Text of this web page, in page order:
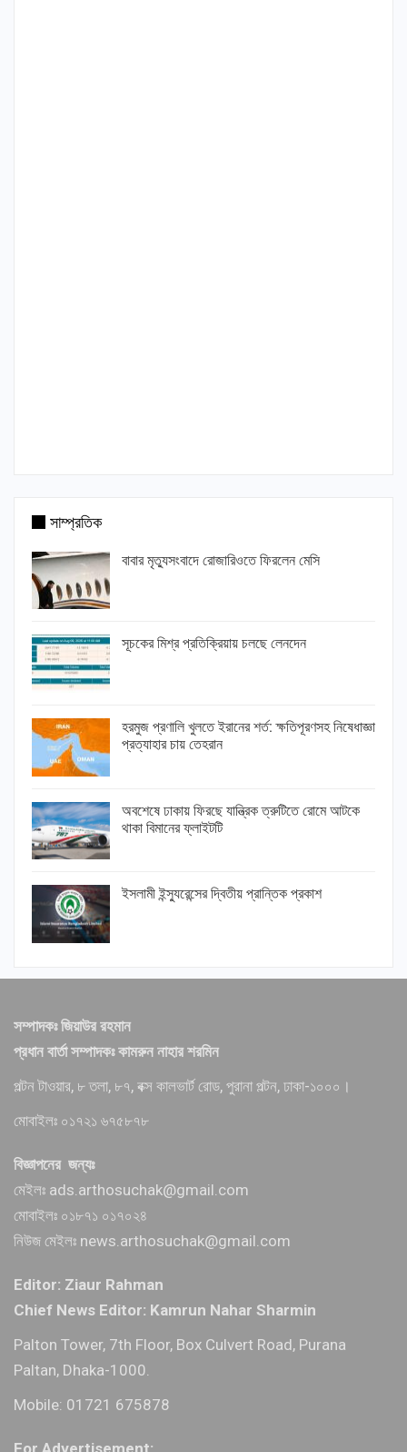
সাম্প্রতিক
বাবার মৃত্যুসংবাদে রোজারিওতে ফিরলেন মেসি
সূচকের মিশ্র প্রতিক্রিয়ায় চলছে লেনদেন
হরমুজ প্রণালি খুলতে ইরানের শর্ত: ক্ষতিপূরণসহ নিষেধাজ্ঞা
প্রত্যাহার চায় তেহরান
অবশেষে ঢাকায় ফিরছে যান্ত্রিক ত্রুটিতে রোমে আটকে
থাকা বিমানের ফ্লাইটটি
ইসলামী ইন্স্যুরেন্সের দ্বিতীয় প্রান্তিক প্রকাশ
সম্পাদকঃ জিয়াউর রহমান
প্রধান বার্তা সম্পাদকঃ কামরুন নাহার শরমিন
পল্টন টাওয়ার, ৮ তলা, ৮৭, বক্স কালভার্ট রোড, পুরানা পল্টন, ঢাকা-১০০০।
মোবাইলঃ ০১৭২১ ৬৭৫৮৭৮
বিজ্ঞাপনের জন্যঃ
মেইলঃ ads.arthosuchak@gmail.com
মোবাইলঃ ০১৮৭১ ০১৭০২৪
নিউজ মেইলঃ news.arthosuchak@gmail.com
Editor: Ziaur Rahman
Chief News Editor: Kamrun Nahar Sharmin
Palton Tower, 7th Floor, Box Culvert Road, Purana
Paltan, Dhaka-1000.
Mobile: 01721 675878
For Advertisement: